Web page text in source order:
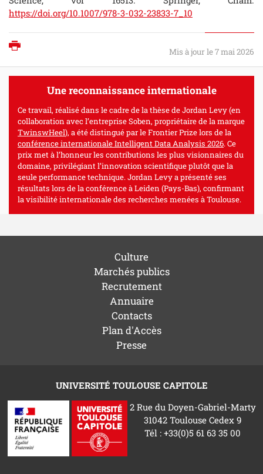
https://doi.org/10.1007/978-3-032-23833-7_10
Mis à jour le 7 mai 2026
Une reconnaissance internationale
Ce travail, réalisé dans le cadre de la thèse de Jordan Levy (en
collaboration avec l’entreprise Soben, propriétaire de la marque
TwinswHeel), a été distingué par le Frontier Prize lors de la
conférence internationale Intelligent Data Analysis 2026. Ce
prix met à l’honneur les contributions les plus visionnaires du
domaine, privilégiant l’innovation scientifique plutôt que la
seule performance technique. Jordan Levy a présenté ses
résultats lors de la conférence à Leiden (Pays-Bas), confirmant
la visibilité internationale des recherches menées à Toulouse.
Culture
Marchés publics
Recrutement
Annuaire
Contacts
Plan d'Accès
Presse
UNIVERSITÉ TOULOUSE CAPITOLE
2 Rue du Doyen-Gabriel-Marty
31042 Toulouse Cedex 9
Tél : +33(0)5 61 63 35 00